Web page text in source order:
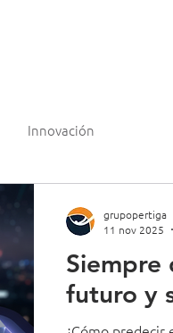
Innovación
Siempre
futuro y
grupopertiga
11 nov 2025